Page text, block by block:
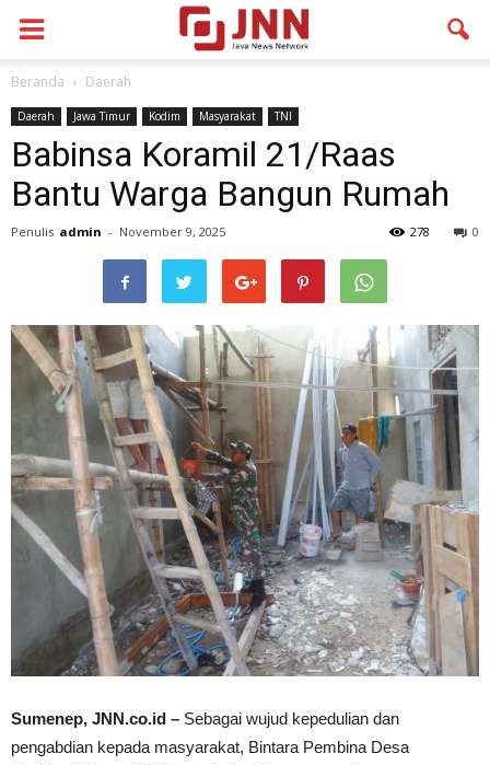
Beranda Daerah
Daerah Jawa Timur Kodim Masyarakat TNI
Babinsa Koramil 21/Raas
Bantu Warga Bangun Rumah
Penulis admin - November 9, 2025 0
278
Sumenep, JNN.co.id – Sebagai wujud kepedulian dan
pengabdian kepada masyarakat, Bintara Pembina Desa